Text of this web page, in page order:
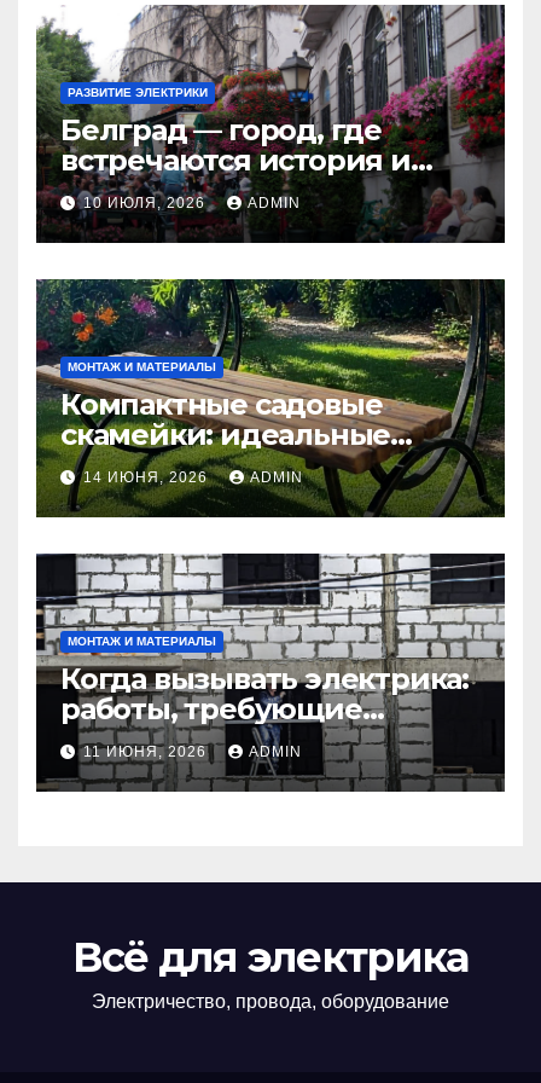
РАЗВИТИЕ ЭЛЕКТРИКИ
Белград — город, где
встречаются история и
современность
10 ИЮЛЯ, 2026 ADMIN
МОНТАЖ И МАТЕРИАЛЫ
Компактные садовые
скамейки: идеальные
решения Madmetal.ru для
маленьких участков
14 ИЮНЯ, 2026 ADMIN
МОНТАЖ И МАТЕРИАЛЫ
Когда вызывать электрика:
работы, требующие
профессионала Электрик
круглосуточно
11 ИЮНЯ, 2026 ADMIN
Всё для электрика
Электричество, провода, оборудование